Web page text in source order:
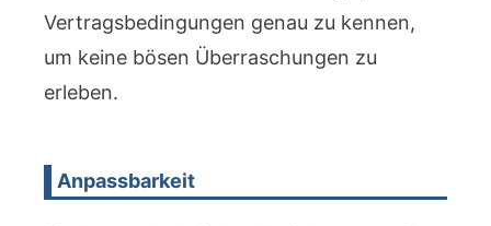
Vertragsbedingungen genau zu kennen,
um keine bösen Überraschungen zu
erleben.
Anpassbarkeit